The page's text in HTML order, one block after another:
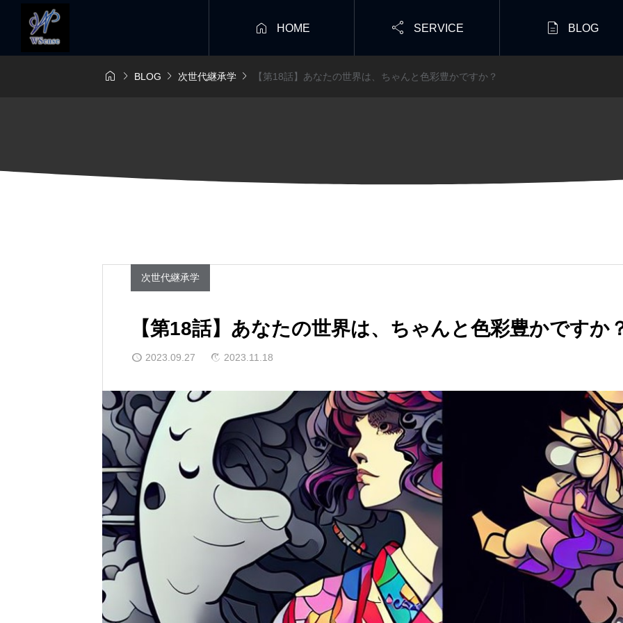
 HOME  SERVICE  BLOG
  BLOG  次世代継承学  【第18話】あなたの世界は、ちゃんと色彩豊かですか？
次世代継承学
【第18話】あなたの世界は、ちゃんと色彩豊かですか
2023.09.27 2023.11.18